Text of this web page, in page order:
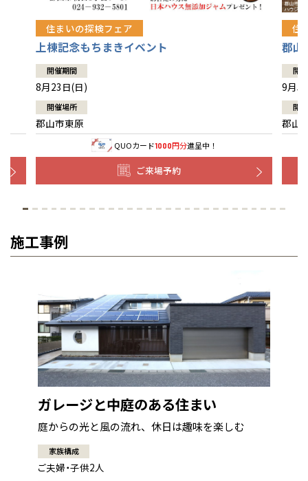
住まいの探検フェア
上棟記念もちまきイベント
開催期間
8月23日(日)
開催場所
郡山市東原
QUOカード1000円分進呈中！
ご来場予約
住
郡
開
9月5
開
郡山
施工事例
ガレージと中庭のある住まい
庭からの光と風の流れ、休日は趣味を楽しむ
家族構成
ご夫婦・子供2人